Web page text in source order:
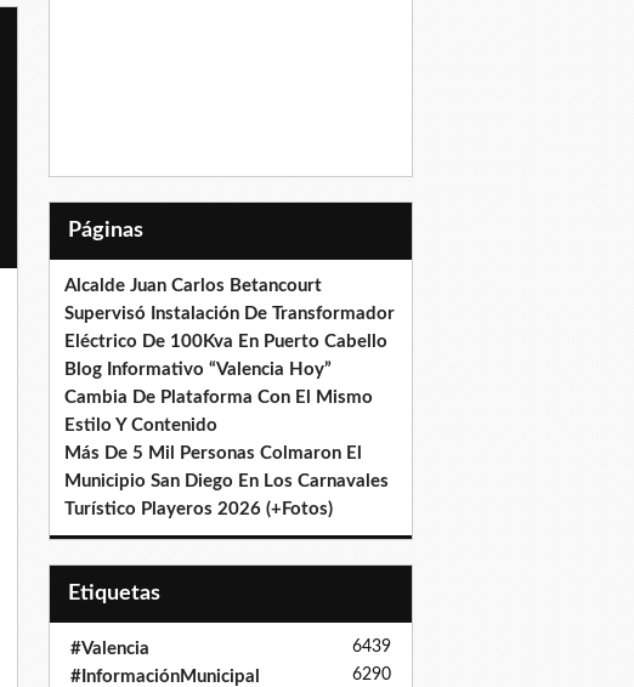
Páginas
Alcalde Juan Carlos Betancourt
Supervisó Instalación De Transformador
Eléctrico De 100Kva En Puerto Cabello
Blog Informativo “Valencia Hoy”
Cambia De Plataforma Con El Mismo
Estilo Y Contenido
Más De 5 Mil Personas Colmaron El
Municipio San Diego En Los Carnavales
Turístico Playeros 2026 (+Fotos)
Etiquetas
#Valencia 6439
#InformaciónMunicipal 6290